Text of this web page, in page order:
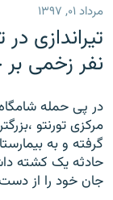
مرداد ۰۱, ۱۳۹۷
نفر زخمی
در پی حمله
گرفته و به
حادثه یک کشته
جان خود را از